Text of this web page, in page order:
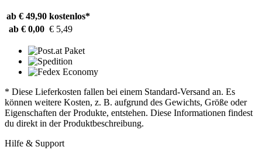
ab € 49,90 kostenlos*
ab € 0,00 € 5,49
* Diese Lieferkosten fallen bei einem Standard-Versand an. Es
können weitere Kosten, z. B. aufgrund des Gewichts, Größe oder
Eigenschaften der Produkte, entstehen. Diese Informationen findest
du direkt in der Produktbeschreibung.
Hilfe & Support